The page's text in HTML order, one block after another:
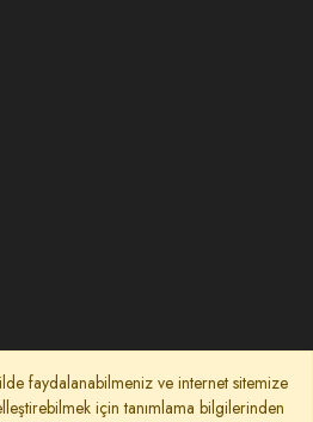
faydalanabilmeniz ve internet sitemize
için tanımlama bilgilerinden